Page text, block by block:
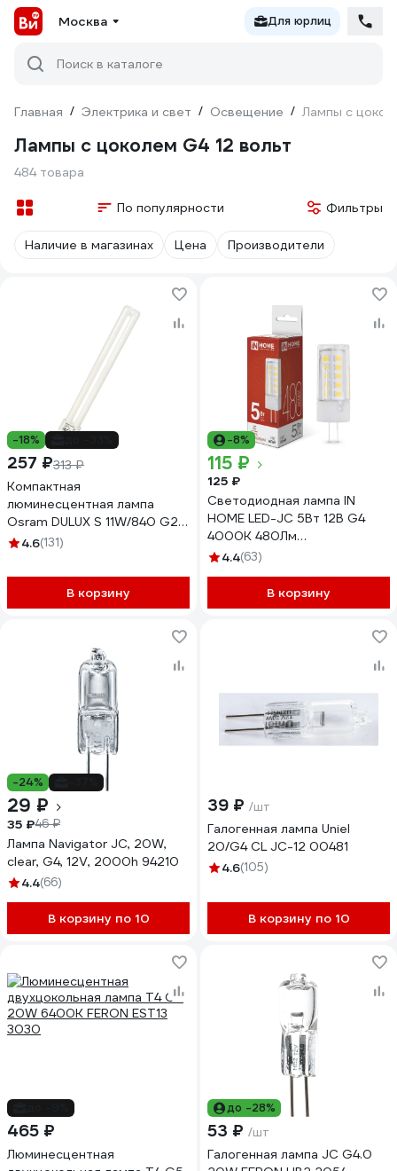
Москва Для юрлиц
Поиск в каталоге
Главная / Электрика и свет / Освещение / Лампы с
Лампы с цоколем G4 12 вольт
484 товара
По популярности Фильтры
Наличие в магазинах Цена Производители
-18%
257 ₽313 ₽
Компактная
люминесцентная лампа
Osram DULUX S 11W/840 G23
4099854123382
4.6(131)
В корзину
-8%
115 ₽
125 ₽
Светодиодная лампа IN
HOME LED-JC 5Вт 12В G4
4000К 480Лм
4690612036083
4.4(63)
В корзину
-24%
29 ₽
35 ₽46 ₽
Лампа Navigator JC, 20W,
clear, G4, 12V, 2000h 94210
4.4(66)
В корзину по 10
39 ₽ /шт
Галогенная лампа Uniel
20/G4 CL JC-12 00481
4.6(105)
В корзину по 10
465 ₽
Люминесцентная
до -28%
53 ₽ /шт
Галогенная лампа JC G4.0